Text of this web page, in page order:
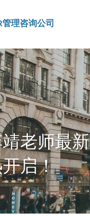
管理咨询公司
老师最
启！